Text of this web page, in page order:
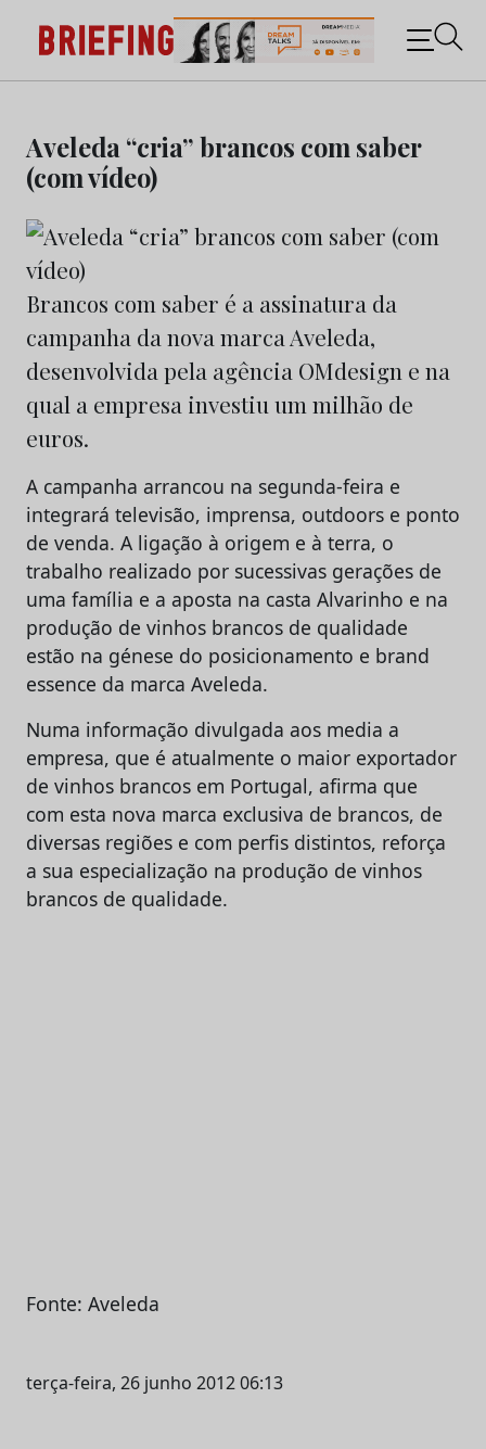
content
Briefing: Todas as notícias sobre os negócios do
Marketing e da Publicidade
Aveleda “cria” brancos com saber
(com vídeo)
Brancos com saber é a assinatura da
campanha da nova marca Aveleda,
desenvolvida pela agência OMdesign e na
qual a empresa investiu um milhão de
euros.
A campanha arrancou na segunda-feira e
integrará televisão, imprensa, outdoors e ponto
de venda. A ligação à origem e à terra, o
trabalho realizado por sucessivas gerações de
uma família e a aposta na casta Alvarinho e na
produção de vinhos brancos de qualidade
estão na génese do posicionamento e brand
essence da marca Aveleda.
Numa informação divulgada aos media a
empresa, que é atualmente o maior exportador
de vinhos brancos em Portugal, afirma que
com esta nova marca exclusiva de brancos, de
diversas regiões e com perfis distintos, reforça
a sua especialização na produção de vinhos
brancos de qualidade.
Fonte: Aveleda
terça-feira, 26 junho 2012 06:13